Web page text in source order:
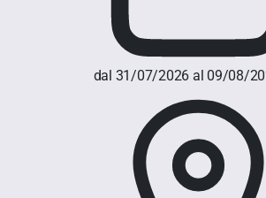
dal 31/07/2026 al 09/08/